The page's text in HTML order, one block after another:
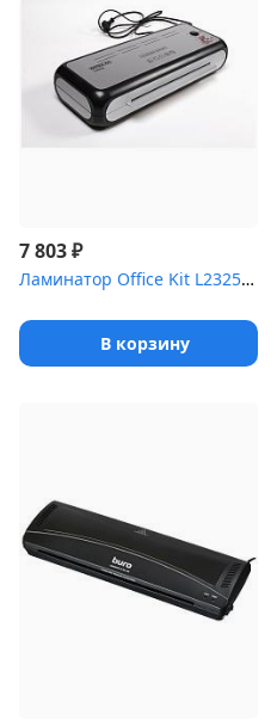
7 803₽
Ламинатор Office Kit L2325 A4 2x250 (60-250)мкм 37.5см/мин (4 вал...
В корзину